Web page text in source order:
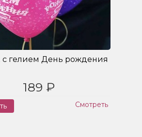
гелием День рождения
189 ₽
Смотреть